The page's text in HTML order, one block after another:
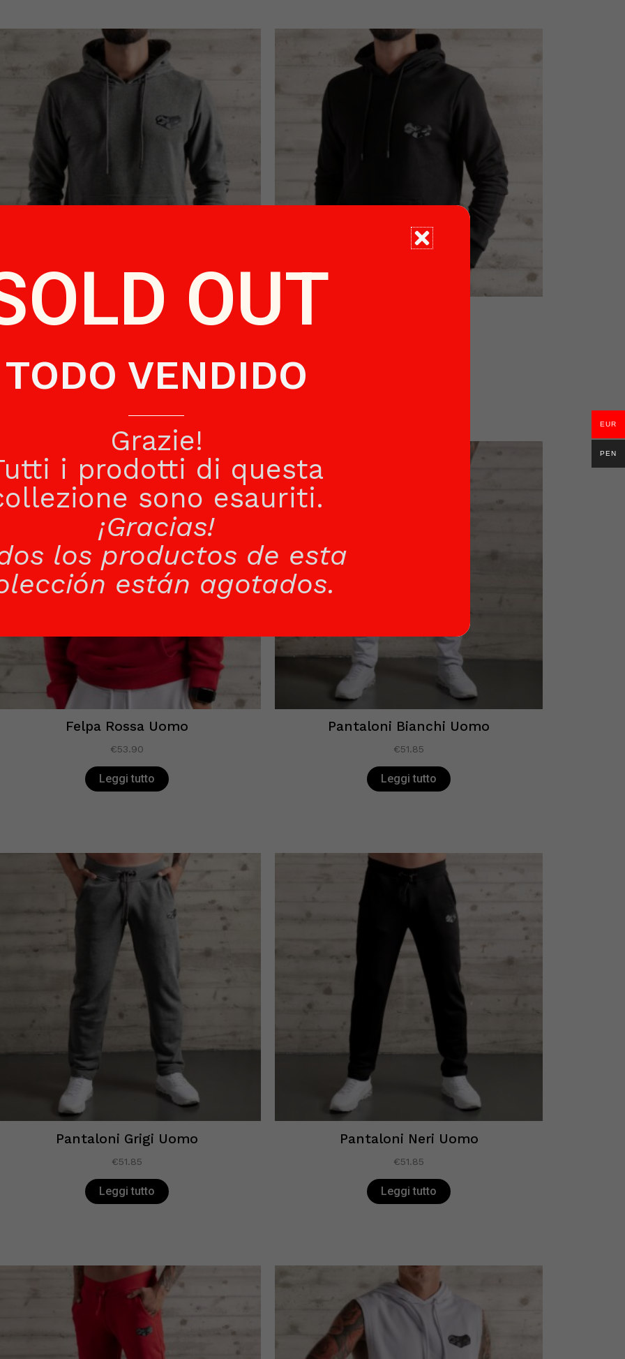
Felpa Grigia Uomo
Leggi tutto
Felpa Rossa Uomo
€53.90
Leggi tutto
Pantaloni Bianchi Uomo
€51.85
Leggi tutto
Pantaloni Grigi Uomo
€51.85
Leggi tutto
Pantaloni Neri Uomo
€51.85
Leggi tutto
EUR
PEN
OUT
TODO VENDIDO
Grazie!
i prodotti di questa
sono esauriti.
¡Gracias!
los productos de esta
están agotados.